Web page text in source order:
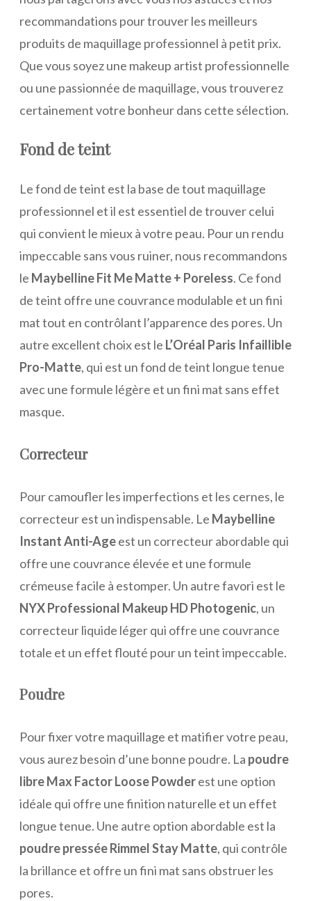
recommandations pour trouver les meilleurs
produits de maquillage professionnel à petit prix.
Que vous soyez une makeup artist professionnelle
ou une passionnée de maquillage, vous trouverez
certainement votre bonheur dans cette sélection.
Fond de teint
Le fond de teint est la base de tout maquillage
professionnel et il est essentiel de trouver celui
qui convient le mieux à votre peau. Pour un rendu
impeccable sans vous ruiner, nous recommandons
le Maybelline Fit Me Matte + Poreless. Ce fond
de teint offre une couvrance modulable et un fini
mat tout en contrôlant l’apparence des pores. Un
autre excellent choix est le L’Oréal Paris Infaillible
Pro-Matte, qui est un fond de teint longue tenue
avec une formule légère et un fini mat sans effet
masque.
Correcteur
Pour camoufler les imperfections et les cernes, le
correcteur est un indispensable. Le Maybelline
Instant Anti-Ageest un correcteur abordable qui
offre une couvrance élevée et une formule
crémeuse facile à estomper. Un autre favori est le
NYX Professional Makeup HD Photogenic, un
correcteur liquide léger qui offre une couvrance
totale et un effet flouté pour un teint impeccable.
Poudre
Pour fixer votre maquillage et matifier votre peau,
vous aurez besoin d’une bonne poudre. La poudre
libre Max Factor Loose Powderest une option
idéale qui offre une finition naturelle et un effet
longue tenue. Une autre option abordable est la
poudre pressée Rimmel Stay Matte, qui contrôle
la brillance et offre un fini mat sans obstruer les
pores.